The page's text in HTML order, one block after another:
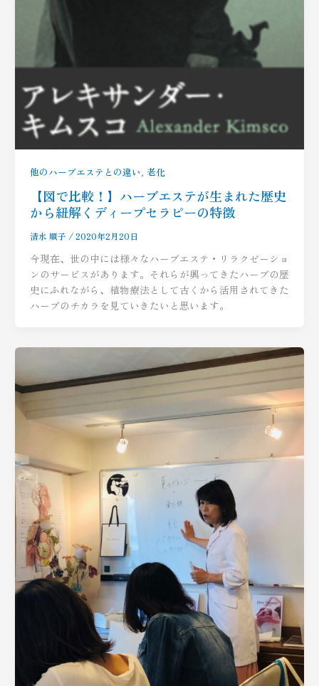
他のハーブエステとの違い, 老化
【図で比較！】ハーブエステが生まれた歴史
から紐解くディープセラピーの特徴
清水 順子 /2020年2月20日
今現在、世の中には様々なハーブエステ・リラクゼーショ
ンのサービスがあります。それらが興ってきたハーブの歴
史にふれながら、植物療法として古くから活用されてきた
ハーブのチカラを見ていきたいと思います。